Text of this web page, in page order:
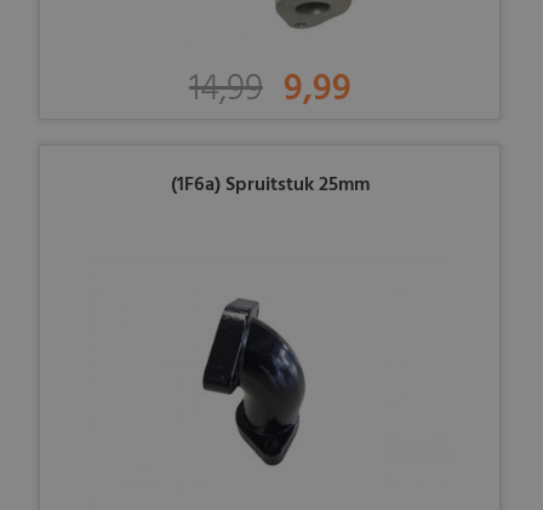
14,99 9,99
(1F6a) Spruitstuk 25mm